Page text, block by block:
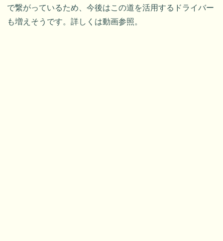
で繋がっているため、今後はこの道を活用するドライバー
も増えそうです。詳しくは動画参照。